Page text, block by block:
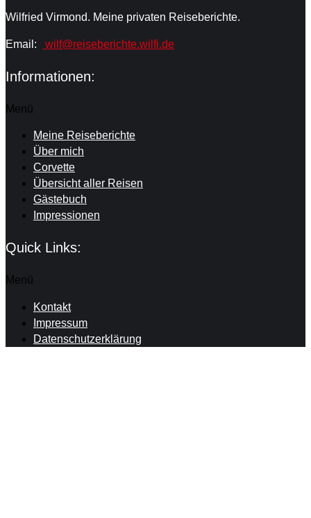
Wilfried Virmond. Meine privaten Reiseberichte.
Email: wilf@reiseberichte.wilfi.de
Informationen:
Menü
Meine Reiseberichte
Über mich
Corvette
Übersicht aller Reisen
Gästebuch
Impressionen
Quick Links:
Menü
Kontakt
Impressum
Datenschutzerklärung